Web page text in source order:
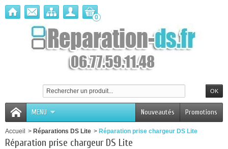
0
MENU Promotions
Nouveautés
Accueil > Réparations DS Lite > Réparation prise chargeur DS Lite
Réparation prise chargeur DS Lite